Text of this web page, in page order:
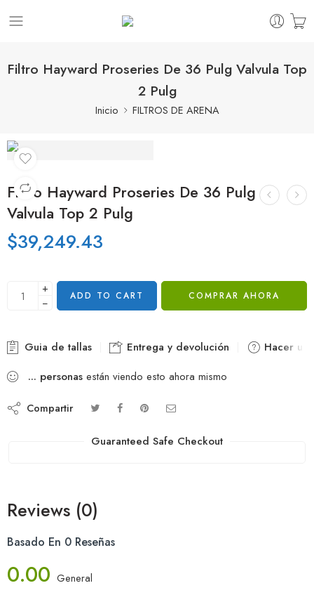
Filtro Hayward Proseries De 36 Pulg Valvula Top
2 Pulg
Inicio FILTROS DE ARENA
Filtro Hayward Proseries De 36 Pulg
Valvula Top 2 Pulg
$39,249.43
+
−
ADD TO CART COMPRAR AHORA
Guia de tallas Entrega y devolución
Hacer
... personas están viendo esto ahora mismo
Compartir
Guaranteed Safe Checkout
Reviews (0)
Basado En 0 Reseñas
0.00 General